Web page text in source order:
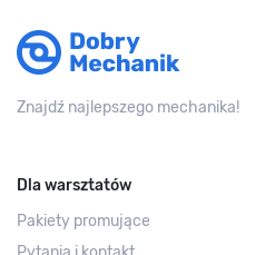
Znajdź najlepszego mechanika!
Dla warsztatów
Pakiety promujące